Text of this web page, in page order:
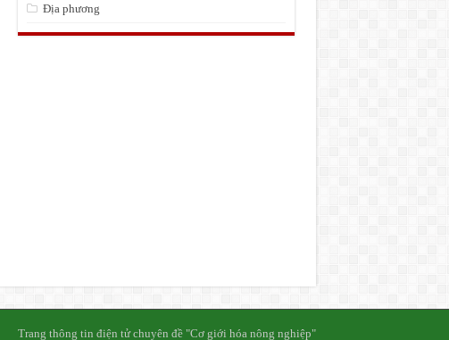
Địa phương
Trang thông tin điện tử chuyên đề "Cơ giới hóa nông nghiệp"